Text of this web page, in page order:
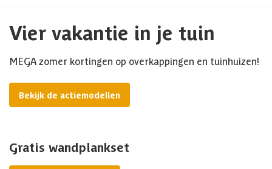
Vier vakantie in je tuin
MEGA zomer kortingen op overkappingen en tuinhuizen!
Bekijk de actiemodellen
Gratis wandplankset